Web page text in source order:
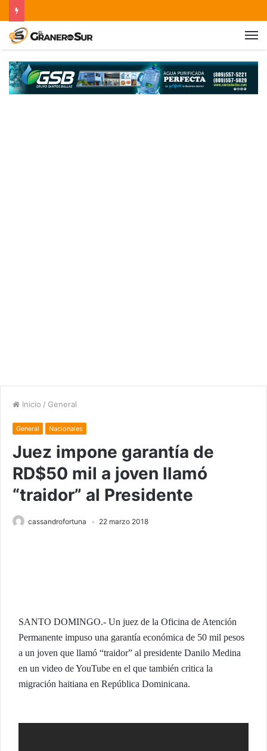
Inicio / General
General Nacionales
Juez impone garantía de
RD$50 mil a joven llamó
“traidor” al Presidente
cassandrofortuna 22 marzo 2018
SANTO DOMINGO.- Un juez de la Oficina de Atención
Permanente impuso una garantía económica de 50 mil pesos
a un joven que llamó “traidor” al presidente Danilo Medina
en un video de YouTube en el que también critica la
migración haitiana en República Dominicana.